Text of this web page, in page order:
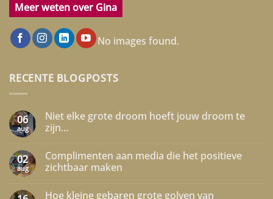
Meer weten over Gina
No images found.
RECENTE BLOGPOSTS
06
aug
Niet elke grote droom hoeft jouw droom te
zijn…
op
Niet
elke
hoeft
02
aug
Complimenten aan media die het positieve
zichtbaar maken
op
Hoe kleine gebaren grote golven van